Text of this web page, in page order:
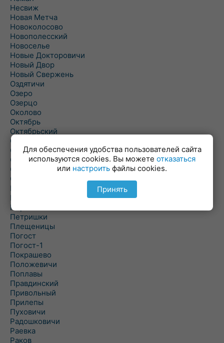
Несвиж
Новая Метча
Новоколосово
Новополесский
Новоселье
Новые Докторовичи
Новый Двор
Новый Свержень
Оздятичи
Озеро
Озерцо
Околово
Октябрь
Октябрьский
Олехновичи
Омговичи
Оношки
Осовец
Острошицкий Городок
Пасека
Пастовичи
Першаи
Петришки
Плещеницы
Погост
Погост-1
Покрашево
Положевичи
Поплавы
Правдинский
Привольный
Прилепы
Пуховичи
Радошковичи
Раевка
Раков
Для обеспечения удобства пользователей сайта
используются cookies. Вы можете отказаться
или настроить файлы cookies.
Принять